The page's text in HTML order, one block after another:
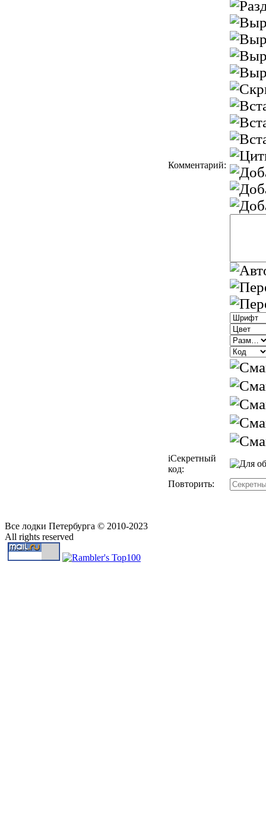
Комментарий:
iСекретный
код:
Повторить:
Все лодки Петербурга © 2010-2023
All rights reserved